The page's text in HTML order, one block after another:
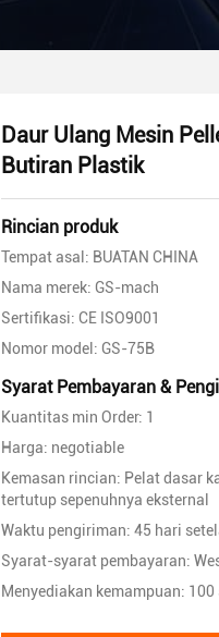
Daur Ulang Mesin
Butiran Plastik
Rincian produk
Tempat asal: BUATAN CHINA
Nama merek: GS-mach
Sertifikasi: CE ISO9001
Nomor model: GS-75B
Syarat Pembayaran &
Kuantitas min Order: 1
Harga: negotiable
Kemasan rincian: Pelat dasar
tertutup sepenuhnya eksternal
Waktu pengiriman: 45 hari
Syarat-syarat pembayaran:
Menyediakan kemampuan: